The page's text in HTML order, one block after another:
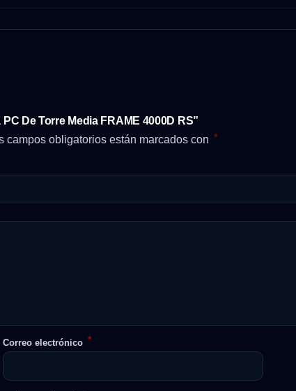
De Torre Media FRAME 4000D RS”
campos obligatorios están marcados con *
Correo electrónico *